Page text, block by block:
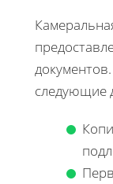
следующие